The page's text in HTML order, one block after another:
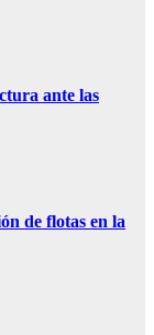
ante las
de flotas en la